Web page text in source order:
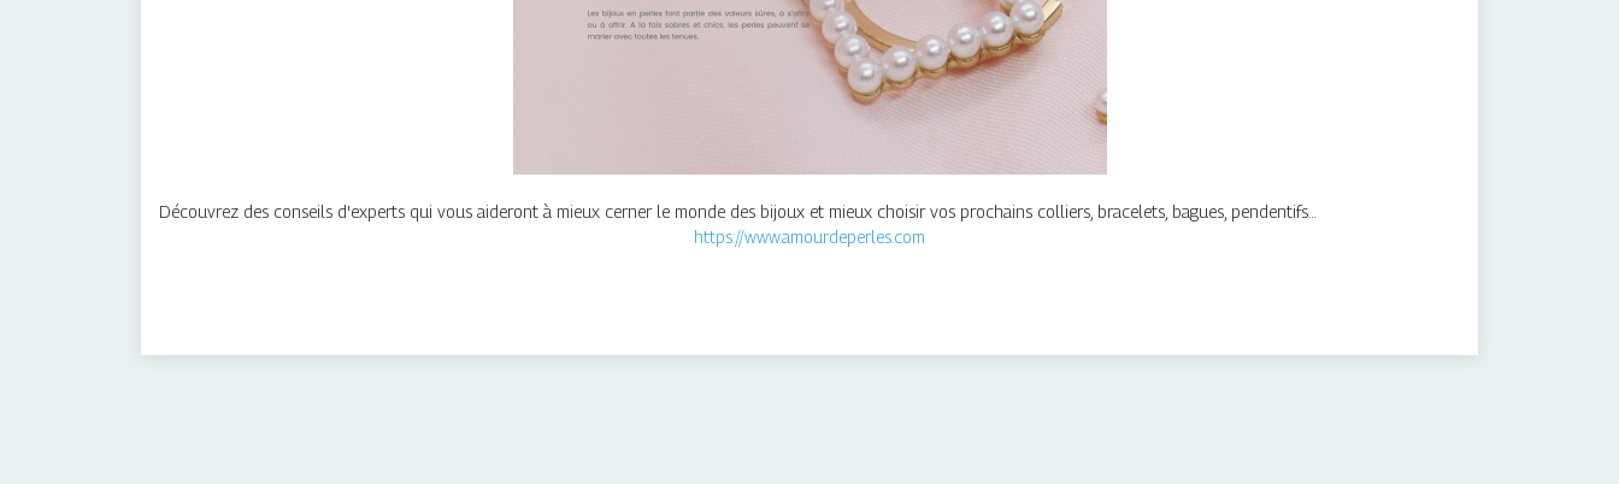
Découvrez des conseils d'experts qui vous aideront à mieux cerner le monde des bijoux et mieux choisir vos prochains colliers, bracelets, bagues, pendentifs…
https://www.amourdeperles.com